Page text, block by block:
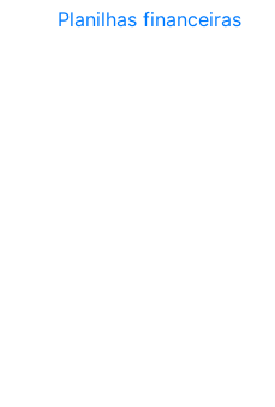
Planilhas financeiras